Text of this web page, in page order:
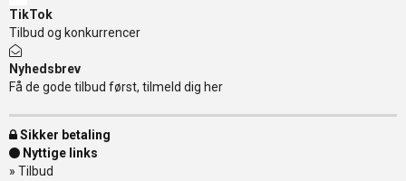
TikTok
Tilbud og konkurrencer
Nyhedsbrev
Få de gode tilbud først, tilmeld dig her
Sikker betaling
Nyttige links
» Tilbud